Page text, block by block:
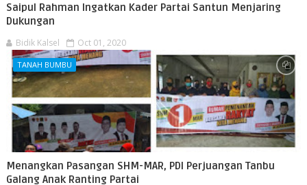
Saipul Rahman Ingatkan Kader Partai Santun Menjaring
Dukungan
Bidik Kalsel Oct 01, 2020
TANAH BUMBU
Menangkan Pasangan SHM-MAR, PDI Perjuangan Tanbu
Galang Anak Ranting Partai